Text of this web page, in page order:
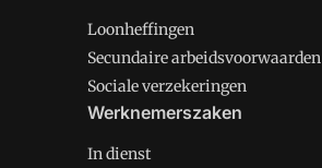
Loonheffingen
Secundaire arbeidsvoorwaarden
Sociale verzekeringen
Werknemerszaken
In dienst